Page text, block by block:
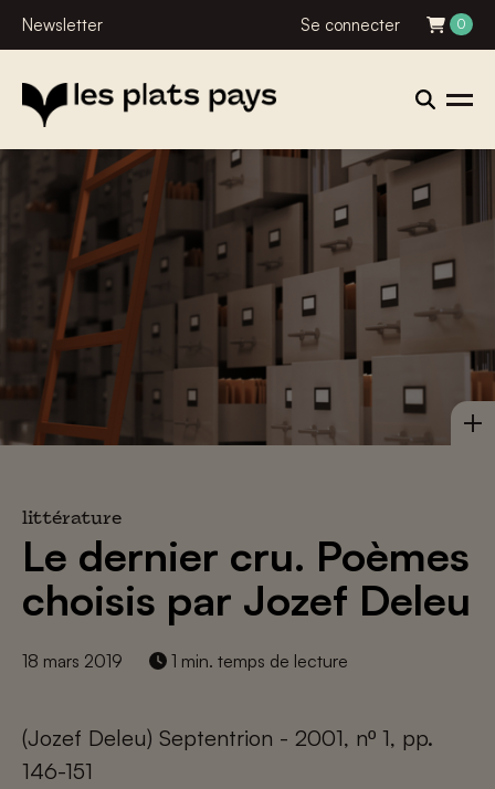
Newsletter Se connecter 0
littérature
Le dernier cru. Poèmes
choisis par Jozef Deleu
18 mars 2019 1 min. temps de lecture
(Jozef Deleu) Septentrion - 2001, nº 1, pp.
146-151